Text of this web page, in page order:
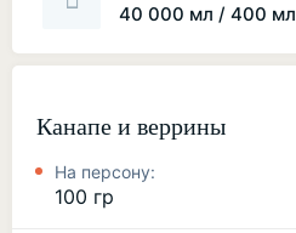
40 000 мл / 400 мл
Канапе и веррины
На персону:
100 гр